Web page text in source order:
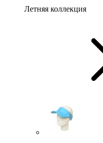
Летняя коллекция